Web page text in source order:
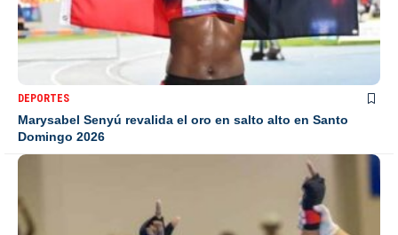
DEPORTES
Marysabel Senyú revalida el oro en salto alto en Santo
Domingo 2026